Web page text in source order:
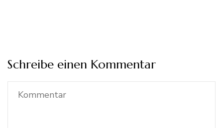
Schreibe einen Kommentar